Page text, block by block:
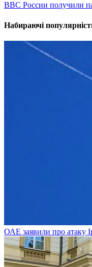
ВВС России получили
Набираючі
​ОАЕ заявили про атаку